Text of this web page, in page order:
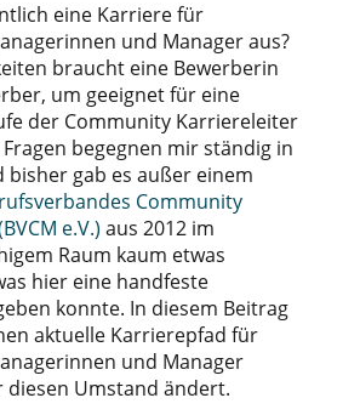
eine Karriere für
und Manager aus?
braucht eine Bewerberin
um geeignet für eine
der Community Karriereleiter
Fragen begegnen mir ständig in
bisher gab es außer einem
Community
e.V.) aus 2012 im
Raum kaum etwas
hier eine handfeste
konnte. In diesem Beitrag
aktuelle Karrierepfad für
und Manager
diesen Umstand ändert.